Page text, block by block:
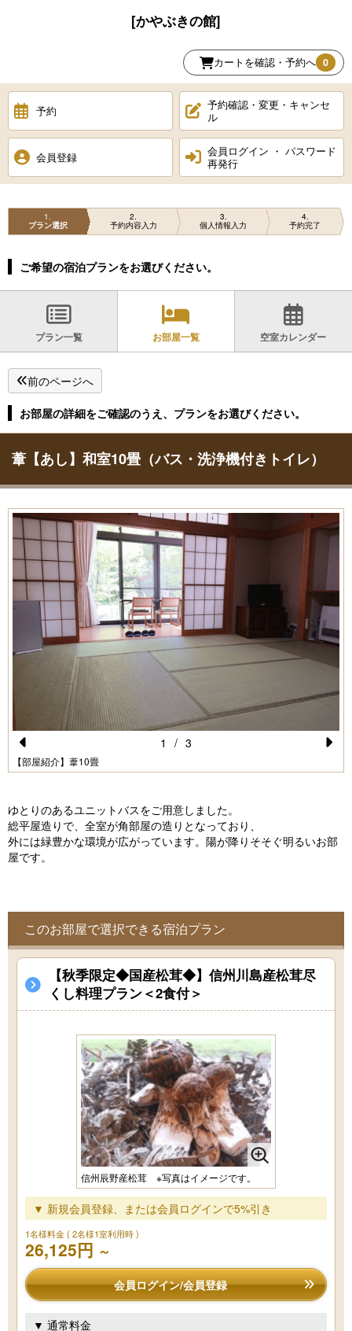
[かやぶきの館]
カートを確認・予約へ 0
予約
予約確認・変更・キャンセ
ル
会員登録
会員ログイン ・ パスワード
再発行
1
プラン選択
2
予約内容入力
3
個人情報入力
4
予約完了
ご希望の宿泊プランをお選びください。
プラン一覧 お部屋一覧 空室カレンダー
前のページへ
お部屋の詳細をご確認のうえ、プランをお選びください。
葦【あし】和室10畳（バス・洗浄機付きトイレ）
Pr
vi
o
u
【部屋紹介】葦10畳
1 / 3
ゆとりのあるユニットバスをご用意しました。
総平屋造りで、全室が角部屋の造りとなっており、
外には緑豊かな環境が広がっています。陽が降りそそぐ明るいお部
屋です。
このお部屋で選択できる宿泊プラン
【秋季限定◆国産松茸◆】信州川島産松茸尽
くし料理プラン＜2食付＞
信州辰野産松茸 ※写真はイメージです。
▼ 新規会員登録、または会員ログインで5%引き
1名様料金( 2名様1室利用時 )
26,125円 ～
会員ログイン/会員登録
▼ 通常料金